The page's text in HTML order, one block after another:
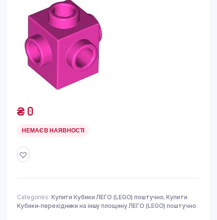
₴0
НЕМАЄ В НАЯВНОСТІ
Categories: Купити Кубики ЛЕГО (LEGO) поштучно,Купити
Кубики-перехідники на іншу площину ЛЕГО (LEGO) поштучно